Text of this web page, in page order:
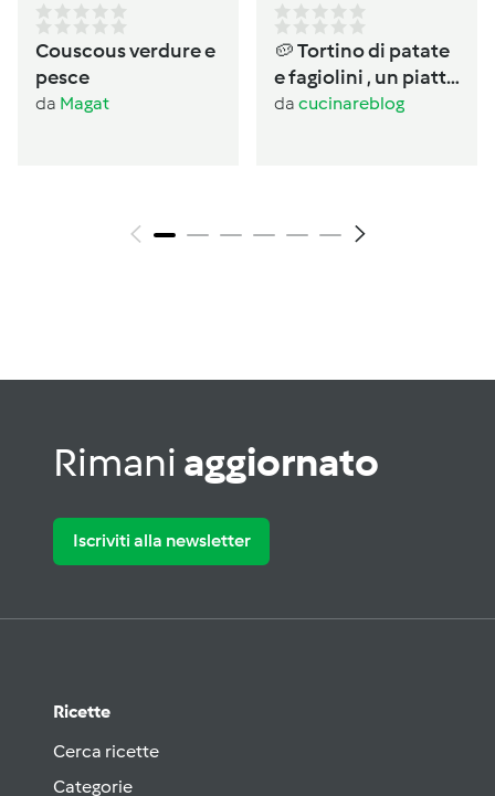
Couscous verdure e
pesce
da Magat
🥔 Tortino di patate
e fagiolini , un piatto
completo salvacena
da cucinareblog
Rimani aggiornato
Iscriviti alla newsletter
Ricette
Cerca ricette
Categorie